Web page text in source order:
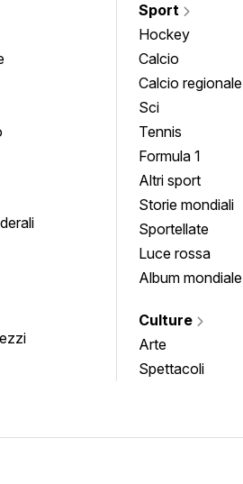
Sport
Hockey
Calcio
Calcio regionale
Sci
Tennis
Formula 1
Altri sport
Storie mondiali
Sportellate
Luce rossa
Album mondiale
Culture
Arte
Spettacoli